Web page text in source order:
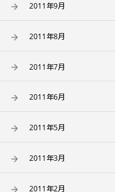
2011年9月
2011年8月
2011年7月
2011年6月
2011年5月
2011年3月
2011年2月